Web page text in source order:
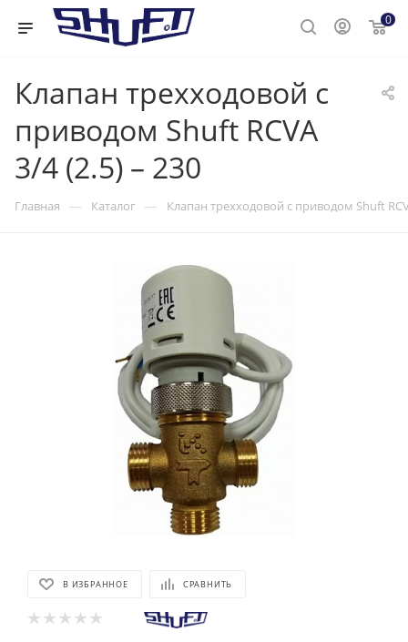
0
Клапан трехходовой с
приводом Shuft RCVA
3/4 (2.5) – 230
Главная — Каталог — Клапан трехходовой с приводом Shuft
В ИЗБРАННОЕ СРАВНИТЬ